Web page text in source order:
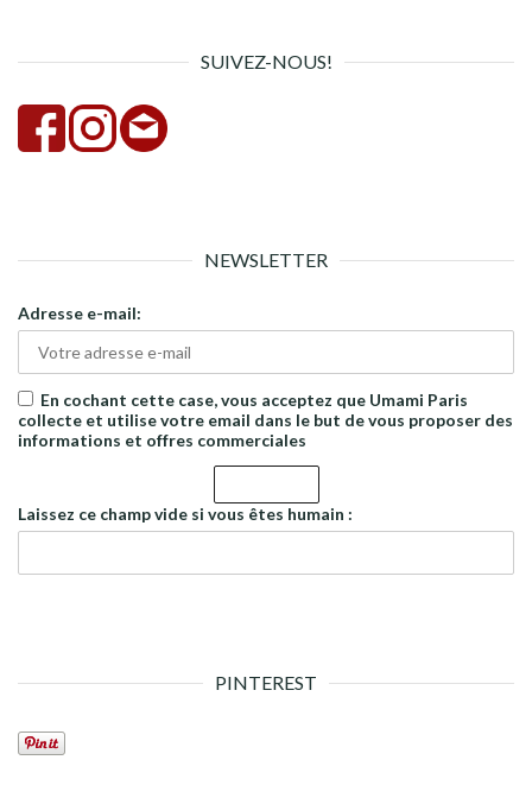
SUIVEZ-NOUS!
NEWSLETTER
Adresse e-mail:
En cochant cette case, vous acceptez que Umami Paris
collecte et utilise votre email dans le but de vous proposer des
informations et offres commerciales
Laissez ce champ vide si vous êtes humain :
PINTEREST